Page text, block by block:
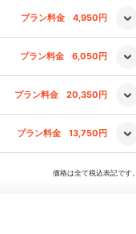
プラン料金 4,950円
プラン料金 6,050円
プラン料金 20,350円
プラン料金 13,750円
価格は全て税込表記です。